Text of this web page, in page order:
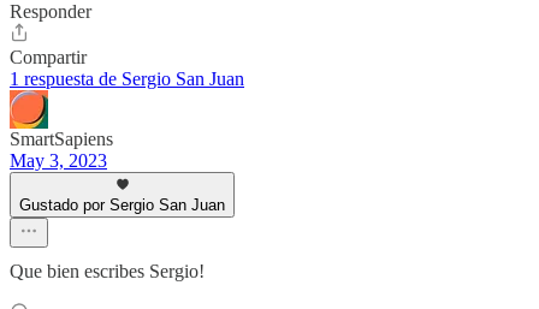
Responder
Compartir
1 respuesta de Sergio San Juan
SmartSapiens
May 3, 2023
Gustado por Sergio San Juan
Que bien escribes Sergio!